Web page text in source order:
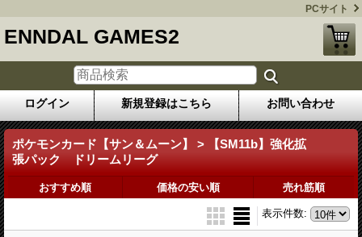
PCサイト
ENNDAL GAMES2
ログイン 新規登録はこちら お問い合わせ
ポケモンカード【サン＆ムーン】 > 【SM11b】強化拡
張パック ドリームリーグ
おすすめ順 価格の安い順 売れ筋順
表示件数: